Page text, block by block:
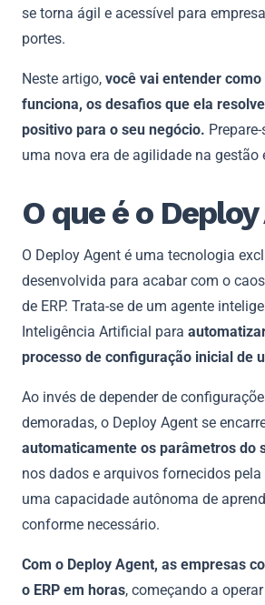
se torna ágil e acessível para
portes.
Neste artigo, você vai entender
funciona, os desafios que ela
positivo para o seu negócio.
uma nova era de agilidade na gestão
O que é o
O Deploy Agent é uma tecnologia
desenvolvida para acabar com o
de ERP. Trata-se de um agente
Inteligência Artificial para
processo de configuração inicial de
Ao invés de depender de
demoradas, o Deploy Agent se
automaticamente os parâmetros do
nos dados e arquivos fornecidos pela
uma capacidade autônoma de
conforme necessário.
Com o Deploy Agent, as empresas
o ERP em horas, começando a